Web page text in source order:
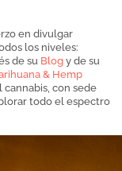
en divulgar
los niveles:
de su Blog y de su
& Hemp
cannabis, con sede
todo el espectro